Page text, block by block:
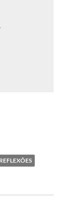
REFLEXÕES